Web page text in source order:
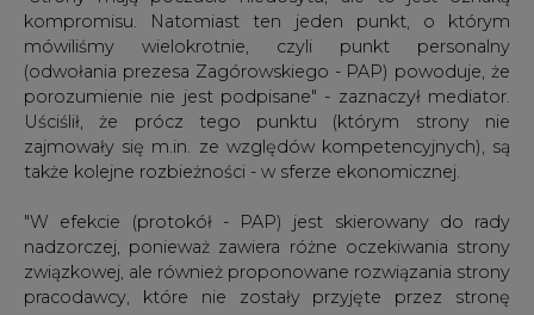
kompromisu. Natomiast ten jeden punkt, o którym
mówiliśmy wielokrotnie, czyli punkt personalny
(odwołania prezesa Zagórowskiego - PAP) powoduje, że
porozumienie nie jest podpisane" - zaznaczył mediator.
Uściślił, że prócz tego punktu (którym strony nie
zajmowały się m.in. ze względów kompetencyjnych), są
także kolejne rozbieżności - w sferze ekonomicznej.
"W efekcie (protokół - PAP) jest skierowany do rady
nadzorczej, ponieważ zawiera różne oczekiwania strony
związkowej, ale również proponowane rozwiązania strony
pracodawcy, które nie zostały przyjęte przez stronę